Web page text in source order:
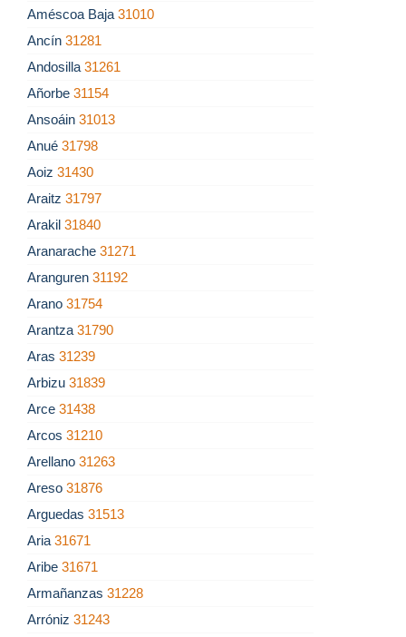
Améscoa Baja 31010
Ancín 31281
Andosilla 31261
Añorbe 31154
Ansoáin 31013
Anué 31798
Aoiz 31430
Araitz 31797
Arakil 31840
Aranarache 31271
Aranguren 31192
Arano 31754
Arantza 31790
Aras 31239
Arbizu 31839
Arce 31438
Arcos 31210
Arellano 31263
Areso 31876
Arguedas 31513
Aria 31671
Aribe 31671
Armañanzas 31228
Arróniz 31243